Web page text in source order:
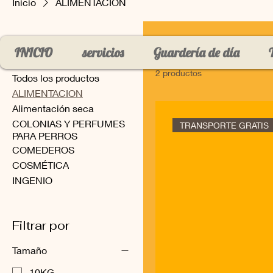
INICIO servicios Guardería de día
Todos los productos
ALIMENTACION
Alimentación seca
COLONIAS Y PERFUMES
PARA PERROS
COMEDEROS
COSMÉTICA
INGENIO
Filtrar por
Tamaño
2 productos
TRANSPORTE GRATIS